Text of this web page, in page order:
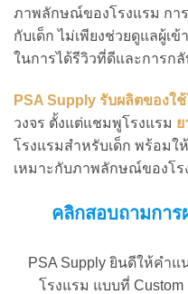
ภาพลักษณ์ของโรงแรม กา
กับเด็ก ไม่เพียงช่วยดูแลผู้เ
ในการได้รีวิวที่ดีและการก
PSA Supply รับผลิตของใ
วงจร ตั้งแต่แชมพูโรงแรม ย
โรงแรมสำหรับเด็ก พร้อม
เหมาะกับภาพลักษณ์ของโร
คลิกสอบถามการ
PSA Supply ยินดีให้คำ
โรงแรม แบบที่